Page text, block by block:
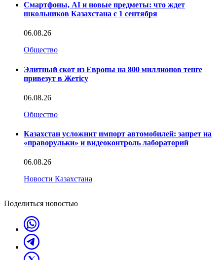
Смартфоны, AI и новые предметы: что ждет
школьников Казахстана с 1 сентября
06.08.26
Общество
Элитный скот из Европы на 800 миллионов тенге
привезут в Жетісу
06.08.26
Общество
Казахстан усложнит импорт автомобилей: запрет на
«праворульки» и видеоконтроль лабораторий
06.08.26
Новости Казахстана
Поделиться новостью